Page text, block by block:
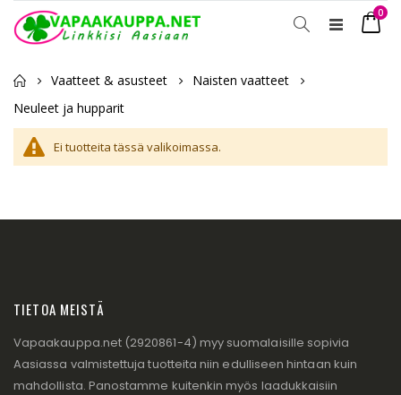
Toggle
0
Vaatteet & asusteet
Naisten vaatteet
Neuleet ja hupparit
Ei tuotteita tässä valikoimassa.
TIETOA MEISTÄ
Vapaakauppa.net (2920861-4) myy suomalaisille sopivia
Aasiassa valmistettuja tuotteita niin edulliseen hintaan kuin
mahdollista. Panostamme kuitenkin myös laadukkaisiin